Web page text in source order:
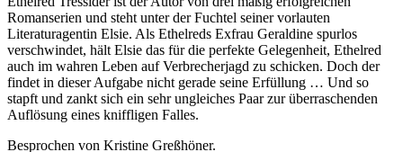
Feind
im
Schatten
(Audio)
Romanserien und steht unter der Fuchtel seiner vorlauten
Literaturagentin Elsie. Als Ethelreds Exfrau Geraldine spurlos
verschwindet, hält Elsie das für die perfekte Gelegenheit, Ethelred
auch im wahren Leben auf Verbrecherjagd zu schicken. Doch der
findet in dieser Aufgabe nicht gerade seine Erfüllung … Und so
stapft und zankt sich ein sehr ungleiches Paar zur überraschenden
Auflösung eines kniffligen Falles.
Besprochen von Kristine Greßhöner.